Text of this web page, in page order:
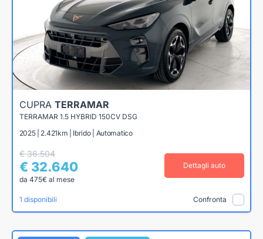
CUPRA TERRAMAR
TERRAMAR 1.5 HYBRID 150CV DSG
2025 | 2.421km | Ibrido | Automatico
€ 36.504
€ 32.640
da 475€ al mese
Dettagli auto
1 disponibili Confronta